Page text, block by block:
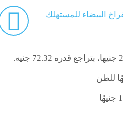
البيضاء للمستهلك